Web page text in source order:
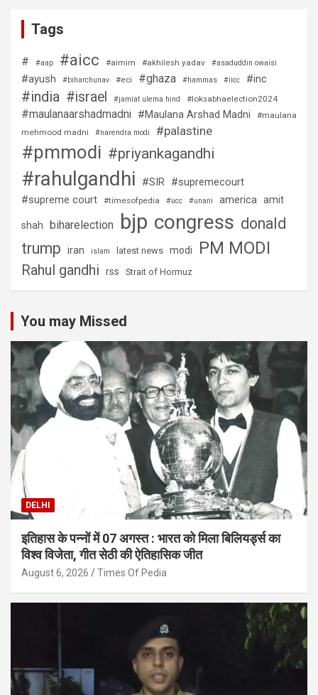
Tags
# #aap #aicc #aimim #akhilesh yadav #asaduddin owaisi
#ayush #biharchunav #eci #ghaza #hammas #iicc #inc
#india #israel #jamiat ulema hind #loksabhaelection2024
#maulanaarshadmadni #Maulana Arshad Madni
#maulana
mehmood madni
#narendra modi #palastine
#pmmodi #priyankagandhi
#rahulgandhi #SIR #supremecourt
#supreme court
#timesofpedia #ucc #unani america amit
shah biharelection bjp congress donald
trump iran islam latest news modi PM MODI
Rahul gandhi rss Strait of Hormuz
You may Missed
DELHI
इतिहास के पन्नों में 07 अगस्त : भारत को मिला बिलियर्ड्स का
विश्व विजेता, गीत सेठी की ऐतिहासिक जीत
August 6, 2026 Times Of Pedia